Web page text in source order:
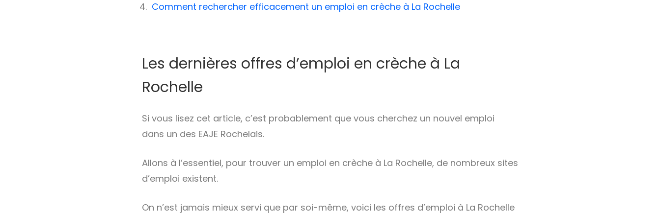
Comment rechercher efficacement un emploi en crèche à La Rochelle
Les dernières offres d’emploi en crèche à La
Rochelle
Si vous lisez cet article, c’est probablement que vous cherchez un nouvel emploi
dans un des EAJE Rochelais.
Allons à l’essentiel, pour trouver un emploi en crèche à La Rochelle, de nombreux sites
d’emploi existent.
On n’est jamais mieux servi que par soi-même, voici les offres d’emploi à La Rochelle